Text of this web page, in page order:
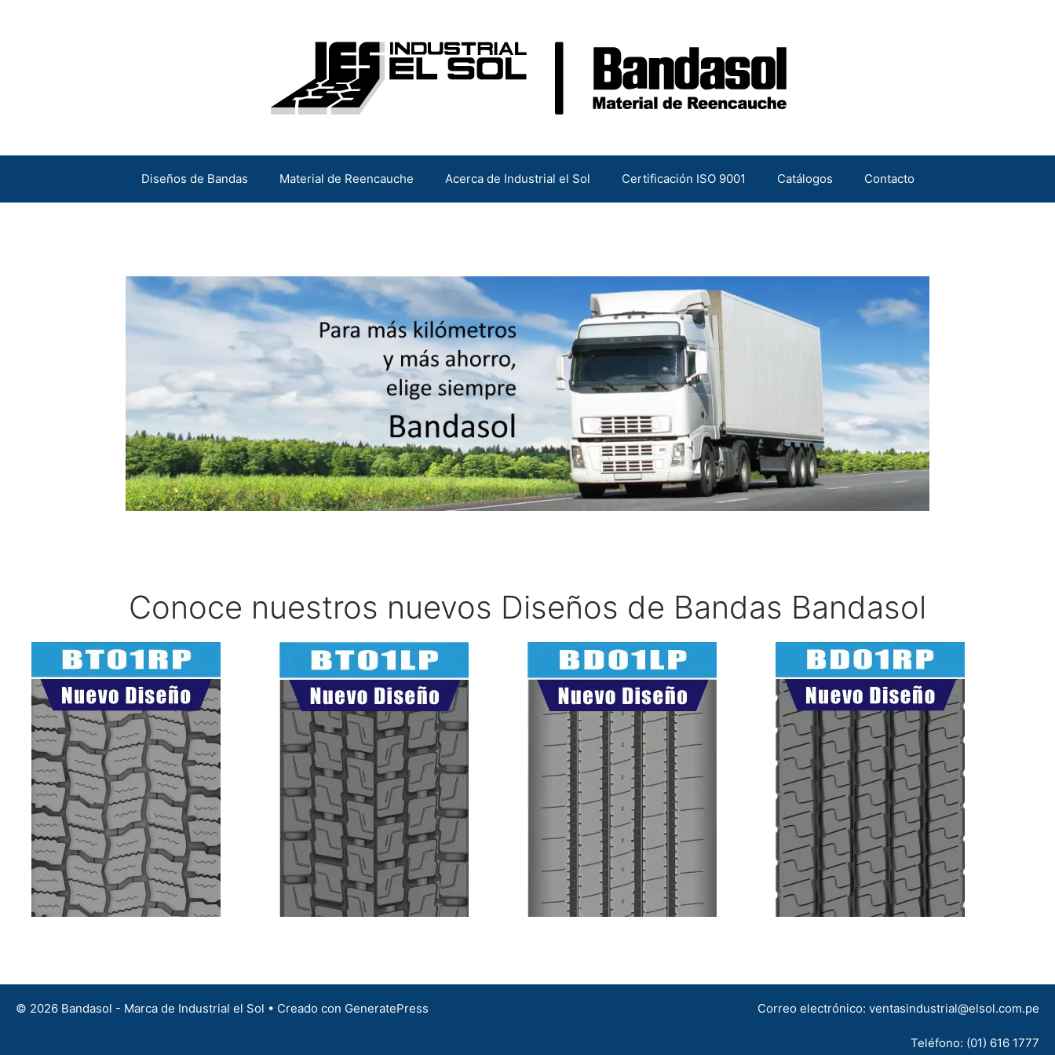
Diseños de Bandas Material de Reencauche Acerca de Industrial el Sol Certificación ISO 9001 Catálogos Contacto
Conoce nuestros nuevos Diseños de Bandas Bandasol
Correo electrónico: ventasindustrial@elsol.com.pe
Teléfono: (01) 616 1777
© 2026 Bandasol - Marca de Industrial el Sol • Creado con GeneratePress